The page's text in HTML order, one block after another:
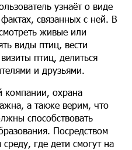
узнаёт о виде
связанных с ней. В
живые или
виды птиц, вести
птиц, делиться
и друзьями.
компании, охрана
а также верим, что
способствовать
Посредством
где дети смогут на